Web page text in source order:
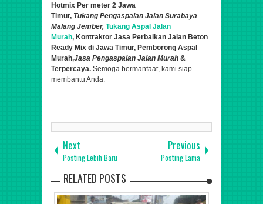
Hotmix Per meter 2 Jawa
Timur, Tukang Pengaspalan Jalan Surabaya
Malang Jember, Tukang Aspal Jalan
Murah, Kontraktor Jasa Perbaikan Jalan Beton
Ready Mix di Jawa Timur, Pemborong Aspal
Murah,Jasa Pengaspalan Jalan Murah &
Terpercaya. Semoga bermanfaat, kami siap
membantu Anda.
Next
Posting Lebih Baru
Previous
Posting Lama
RELATED POSTS